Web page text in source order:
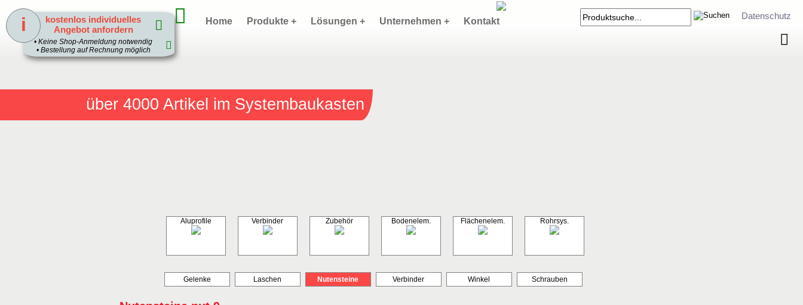
über 4000 Artikel im Systembaukasten
Datenschutz
Home Produkte + Lösungen + Unternehmen + Kontakt
Aluprofile Verbinder Zubehör Bodenelem. Flächenelem. Rohrsys.
Gelenke Laschen Nutensteine Verbinder Winkel Schrauben
kostenlos individuelles
Angebot anfordern
1
• Keine Shop-Anmeldung notwendig
• Bestellung auf Rechnung möglich
i